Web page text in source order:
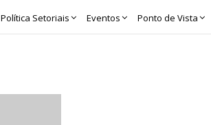
Política Setoriais Eventos Ponto de Vista